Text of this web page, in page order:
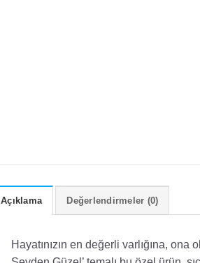
Açıklama Değerlendirmeler (0)
Hayatınızın en değerli varlığına,